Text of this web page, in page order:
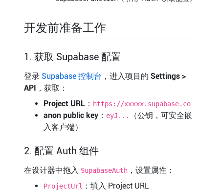
开发前准备工作
1. 获取 Supabase 配置
登录 Supabase 控制台 ，进入项目的 Settings >
API ，获取：
Project URL： https://xxxxx.supabase.co
anon public key： eyJ...
（公钥，可安全嵌
入客户端）
2. 配置 Auth 组件
在设计器中拖入 SupabaseAuth，设置属性：
ProjectUrl ：填入 Project URL